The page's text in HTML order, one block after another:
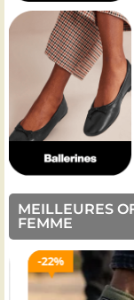
MEILLEURES
FEMME
22%